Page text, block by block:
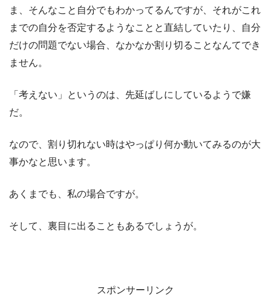
ま、そんなこと自分でもわかってるんですが、それがこれ
までの自分を否定するようなことと直結していたり、自分
だけの問題でない場合、なかなか割り切ることなんてでき
ません。
「考えない」というのは、先延ばしにしているようで嫌
だ。
なので、割り切れない時はやっぱり何か動いてみるのが大
事かなと思います。
あくまでも、私の場合ですが。
そして、裏目に出ることもあるでしょうが。
スポンサーリンク